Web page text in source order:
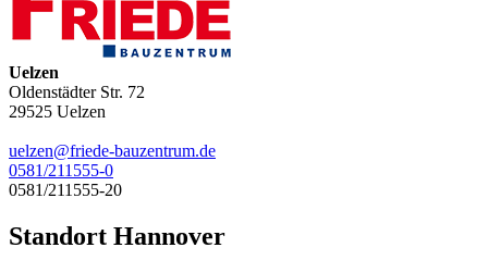
Uelzen
Oldenstädter Str. 72
29525 Uelzen
uelzen@friede-bauzentrum.de
0581/211555-0
0581/211555-20
Standort Hannover